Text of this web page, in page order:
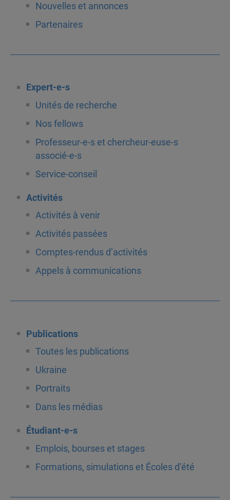
Nouvelles et annonces
Partenaires
Expert-e-s
Unités de recherche
Nos fellows
Professeur-e-s et chercheur-euse-s
associé-e-s
Service-conseil
Activités
Activités à venir
Activités passées
Comptes-rendus d’activités
Appels à communications
Publications
Toutes les publications
Ukraine
Portraits
Dans les médias
Étudiant-e-s
Emplois, bourses et stages
Formations, simulations et Écoles d’été